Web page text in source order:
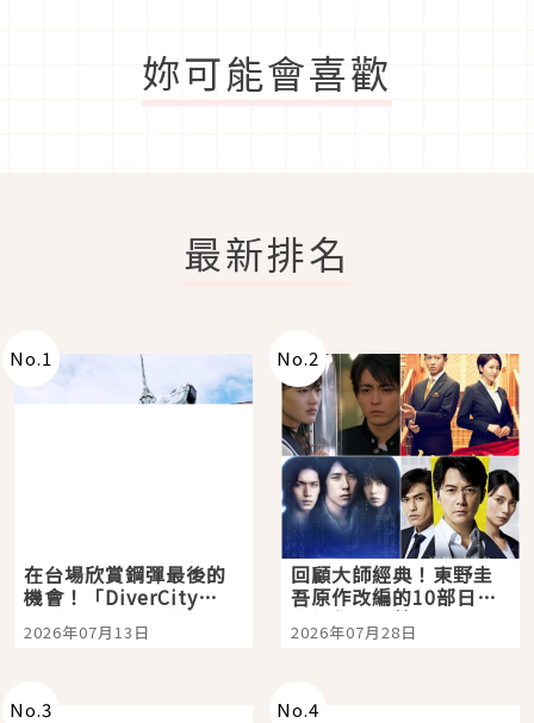
妳可能會喜歡
最新排名
No.1
在台場欣賞鋼彈最後的
機會！「DiverCity
Tokyo Plaza」搭船、
購物、美食及夜景，一
2026年07月13日
No.2
回顧大師經典！東野圭
吾原作改編的10部日本
影視作品推薦
2026年07月28日
No.3 No.4